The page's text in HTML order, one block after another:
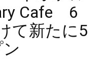
Cafe 6
て新たに5